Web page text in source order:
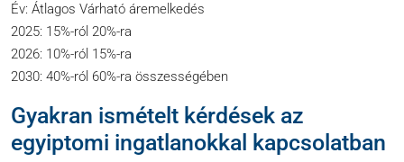
Év: Átlagos Várható áremelkedés
2025: 15%-ról 20%-ra
2026: 10%-ról 15%-ra
2030: 40%-ról 60%-ra összességében
Gyakran ismételt kérdések az
egyiptomi ingatlanokkal kapcsolatban